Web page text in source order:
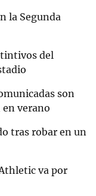
la Segunda
del
son
verano
tras robar en un
va por